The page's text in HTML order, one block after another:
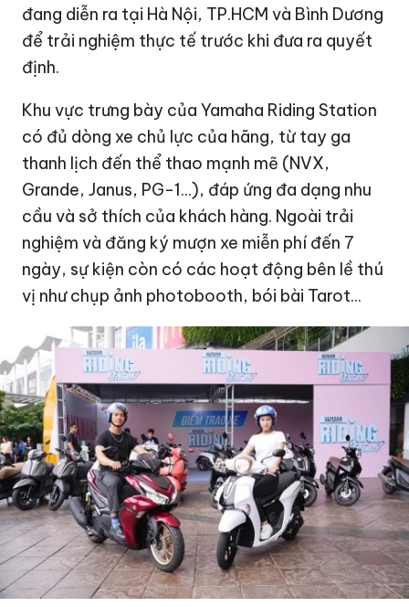
đang diễn ra tại Hà Nội, TP.HCM và Bình Dương
để trải nghiệm thực tế trước khi đưa ra quyết
định.
Khu vực trưng bày của Yamaha Riding Station
có đủ dòng xe chủ lực của hãng, từ tay ga
thanh lịch đến thể thao mạnh mẽ (NVX,
Grande, Janus, PG-1...), đáp ứng đa dạng nhu
cầu và sở thích của khách hàng. Ngoài trải
nghiệm và đăng ký mượn xe miễn phí đến 7
ngày, sự kiện còn có các hoạt động bên lề thú
vị như chụp ảnh photobooth, bói bài Tarot...